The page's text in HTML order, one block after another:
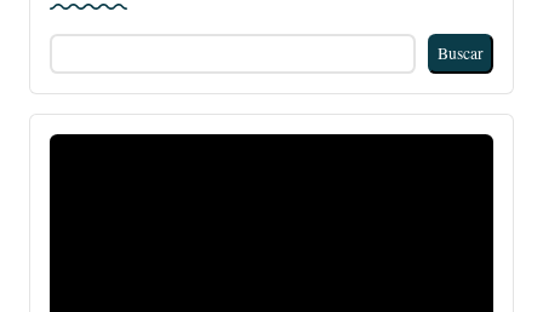
Buscar